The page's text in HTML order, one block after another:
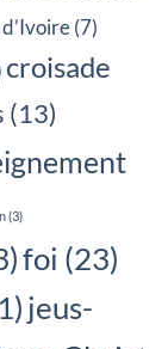
(7)
croisade
(13)
(3)
foi (23)
jeus-